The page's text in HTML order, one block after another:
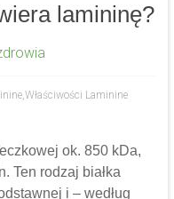
lamininę?
,Właściwości Laminine
ok. 850 kDa,
Ten rodzaj białka
i – według